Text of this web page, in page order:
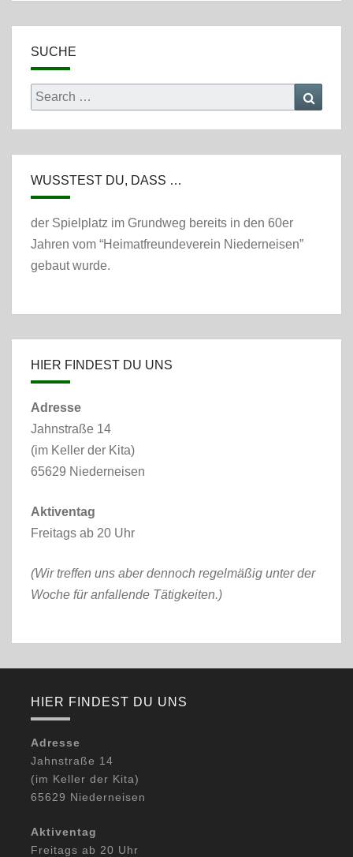
SUCHE
Search
for:
WUSSTEST DU, DASS …
der Spielplatz im Grundweg bereits in den 60er
Jahren vom “Heimatfreundeverein Niederneisen”
gebaut wurde.
HIER FINDEST DU UNS
Adresse
Jahnstraße 14
(im Keller der Kita)
65629 Niederneisen
Aktiventag
Freitags ab 20 Uhr
(Wir treffen uns aber dennoch regelmäßig unter der
Woche für anfallende Tätigkeiten.)
HIER FINDEST DU UNS
Adresse
Jahnstraße 14
(im Keller der Kita)
65629 Niederneisen
Aktiventag
Freitags ab 20 Uhr